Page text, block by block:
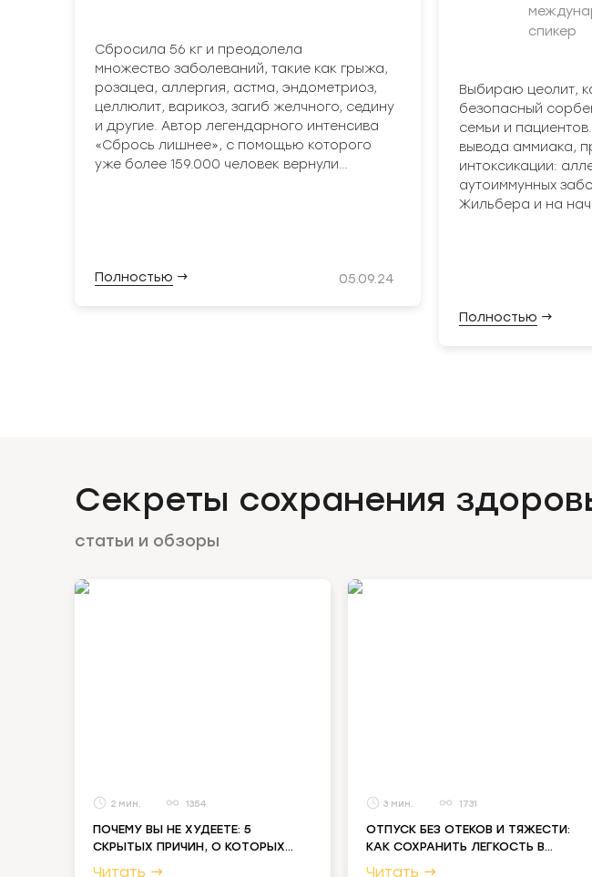
Сбросила 56 кг и преодолела
множество заболеваний, такие как грыжа,
розацеа, аллергия, астма, эндометриоз,
целлюлит, варикоз, загиб желчного, седину
и другие. Автор легендарного интенсива
«Сбрось лишнее», с помощью которого
уже более 159.000 человек вернули
Полностью → 05.09.24
спикер
Выбираю цеолит,
безопасный
семьи и
вывода аммиака,
интоксикации:
аутоиммунных
Жильбера и на
Полностью →
Секреты сохранения
статьи и обзоры
2 1354
ПОЧЕМУ ВЫ НЕ ХУДЕЕТЕ: 5
СКРЫТЫХ ПРИЧИН, О КОТОРЫХ
→
3 1731
ОТПУСК БЕЗ ОТЕКОВ И ТЯЖЕСТИ:
КАК СОХРАНИТЬ ЛЕГКОСТЬ В
→